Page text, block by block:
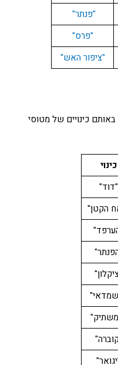
"פנתר"
"פרס"
"ציפור האש"
110 כונו ברובם באותם כינויים של מטוסי
כינוי
"דוד"
הקטן"